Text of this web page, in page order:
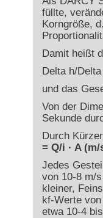
füllte,
Korngröße,
Damit heißt
Delta h/
und das
Von der
Sekunde
Durch
= Q/i · A (m/
Jedes
von 10-8m/s
kleiner,
kf-Werte von
etwa 10-4bis